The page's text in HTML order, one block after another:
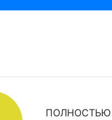
ПОЛНОСТЬЮ